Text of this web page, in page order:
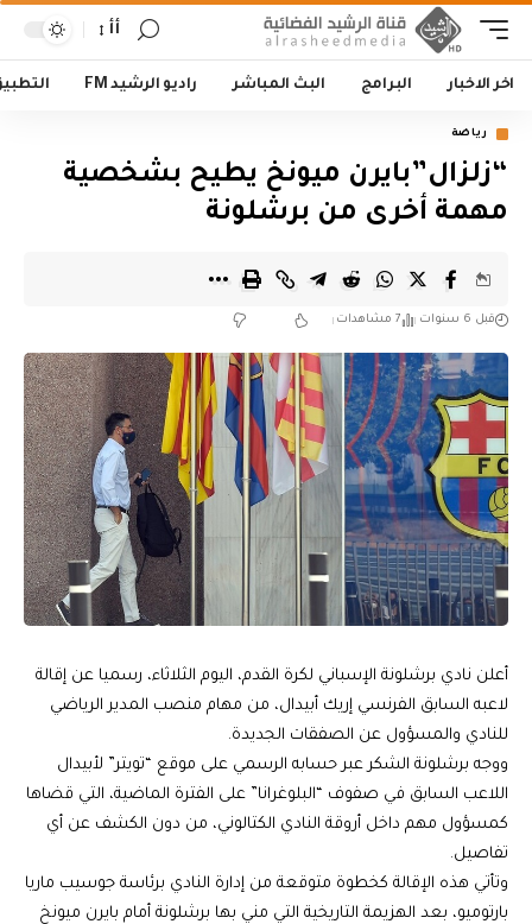
أأ
اخر الاخبار البرامج البث المباشر راديو الرشيد FM
رياضة
“زلزال”بايرن ميونخ يطيح بشخصية
مهمة أخرى من برشلونة
قبل 6 سنوات 7 مشاهدات
أعلن نادي برشلونة الإسباني لكرة القدم، اليوم الثلاثاء، رسميا عن إقالة
لاعبه السابق الفرنسي إريك أبيدال، من مهام منصب المدير الرياضي
للنادي والمسؤول عن الصفقات الجديدة.
ووجه برشلونة الشكر عبر حسابه الرسمي على موقع “تويتر” لأبيدال
اللاعب السابق في صفوف “البلوغرانا” على الفترة الماضية، التي قضاها
كمسؤول مهم داخل أروقة النادي الكتالوني، من دون الكشف عن أي
تفاصيل.
وتأتي هذه الإقالة كخطوة متوقعة من إدارة النادي برئاسة جوسيب ماريا
بارتوميو، بعد الهزيمة التاريخية التي مني بها برشلونة أمام بايرن ميونخ